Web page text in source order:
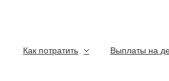
Как потратить Выплаты на